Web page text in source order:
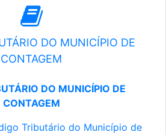
DO MUNICÍPIO DE
CONTAGEM
DO MUNICÍPIO DE
CONTAGEM
Tributário do Município de